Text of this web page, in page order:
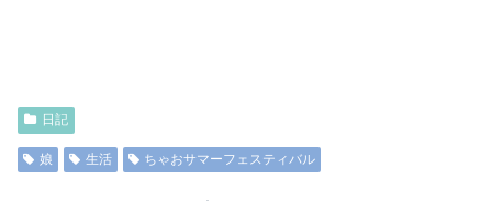
日記
娘 生活 ちゃおサマーフェスティバル